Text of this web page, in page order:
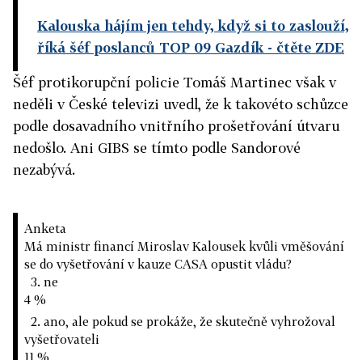
Kalouska hájím jen tehdy, když si to zaslouží,
říká šéf poslanců TOP 09 Gazdík - čtěte ZDE
Šéf protikorupční policie Tomáš Martinec však v
neděli v České televizi uvedl, že k takovéto schůzce
podle dosavadního vnitřního prošetřování útvaru
nedošlo. Ani GIBS se tímto podle Sandorové
nezabývá.
Anketa
Má ministr financí Miroslav Kalousek kvůli vměšování
se do vyšetřování v kauze CASA opustit vládu?
3. ne
4 %
2. ano, ale pokud se prokáže, že skutečně vyhrožoval
vyšetřovateli
11 %